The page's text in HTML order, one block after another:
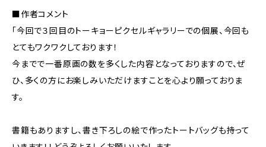
■作者コメント
「今回で３回目のトーキョーピクセルギャラリーでの個展、今回も
とてもワクワクしております！
今までで一番原画の数を多くした内容となっておりますので、ぜ
ひ、多くの方にお楽しみいただけますことを心より願っておりま
す。
書籍もありますし、書き下ろしの絵で作ったトートバッグも持って